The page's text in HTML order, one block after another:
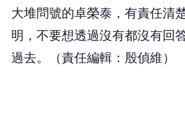
大堆問號的卓榮泰，有責任清
明，不要想透過沒有都沒有回
過去。（責任編輯：殷偵維）